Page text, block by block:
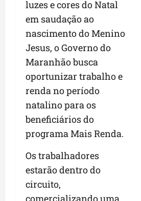
luzes e cores do Natal
em saudação ao
nascimento do Menino
Jesus, o Governo do
Maranhão busca
oportunizar trabalho e
renda no período
natalino para os
beneficiários do
programa Mais Renda.
Os trabalhadores
estarão dentro do
circuito,